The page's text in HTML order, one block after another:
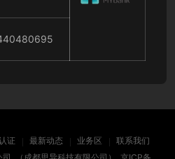
证 最新动态 业务区
联系我们